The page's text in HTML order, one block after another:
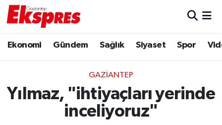
Ekonomi Gündem Sağlık Siyaset Spor
GAZIANTEP
Yılmaz, "ihtiyaçları yerinde
inceliyoruz"
Ekonomi
Gaziantep son dakika
Trafik Durumu
Puan Durumu ve Fikstür
Tüm Manşetler